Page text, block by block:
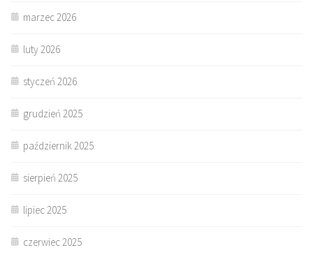
marzec 2026
luty 2026
styczeń 2026
grudzień 2025
październik 2025
sierpień 2025
lipiec 2025
czerwiec 2025